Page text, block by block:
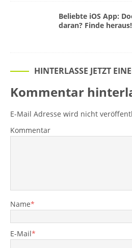
Beliebte iOS App:
daran? Finde heraus!
HINTERLASSE JETZT
Kommentar
E-Mail Adresse wird nicht
Kommentar
Name*
E-Mail*